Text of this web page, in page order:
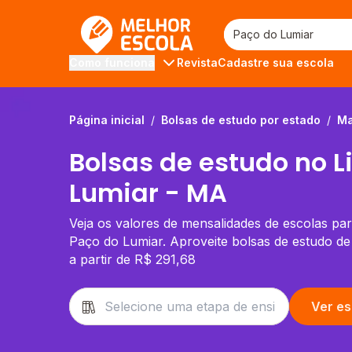
RevistaCadastre sua escola
Página inicial / Bolsas de estudo por estado /
Bolsas de estudo no
Lumiar - MA
Veja os valores de mensalidades de escolas
Paço do Lumiar. Aproveite bolsas de estudo
a partir de R$ 291,68
Ver